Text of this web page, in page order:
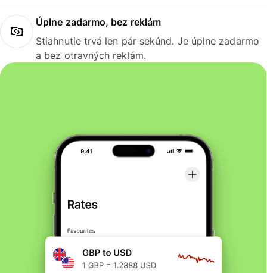
Úplne zadarmo, bez reklám
Stiahnutie trvá len pár sekúnd. Je úplne zadarmo
a bez otravných reklám.